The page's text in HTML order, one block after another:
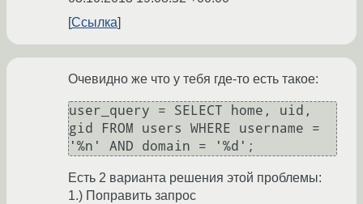
Ссылка
Очевидно же что у тебя где-то есть такое:
user_query = SELECT home, uid,
gid FROM users WHERE username =
'%n' AND domain = '%d';
Есть 2 варианта решения этой проблемы:
1.) Поправить запрос